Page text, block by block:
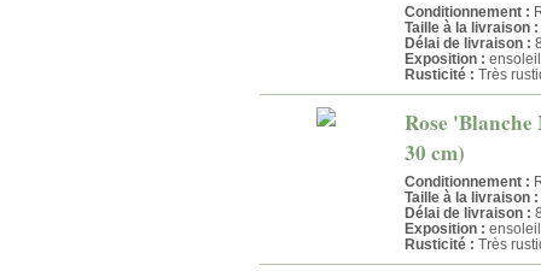
Conditionnement :
Taille à la livraison :
Délai de livraison :
Exposition :
Rusticité : Très
Rose
30 cm)
Conditionnement :
Taille à la livraison :
Délai de livraison :
Exposition :
Rusticité : Très